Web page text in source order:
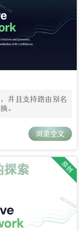
并且支持路由别名
。
浏览全文
探索 原创